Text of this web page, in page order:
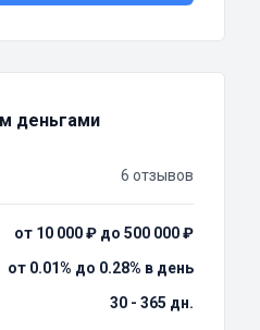
деньгами
6 отзывов
от 10 000 ₽ до 500 000 ₽
от 0.01% до 0.28% в день
30 - 365 дн.